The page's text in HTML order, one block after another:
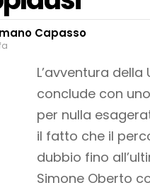
Capasso
L’avventura della
conclude con
per nulla
il fatto che il
dubbio fino
Simone Oberto